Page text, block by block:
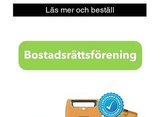
Läs mer och beställ